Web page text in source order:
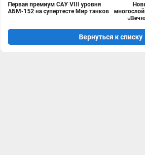
Первая премиум САУ VIII уровня
АБМ-152 на супертесте Мир танков
Вернуться к списку